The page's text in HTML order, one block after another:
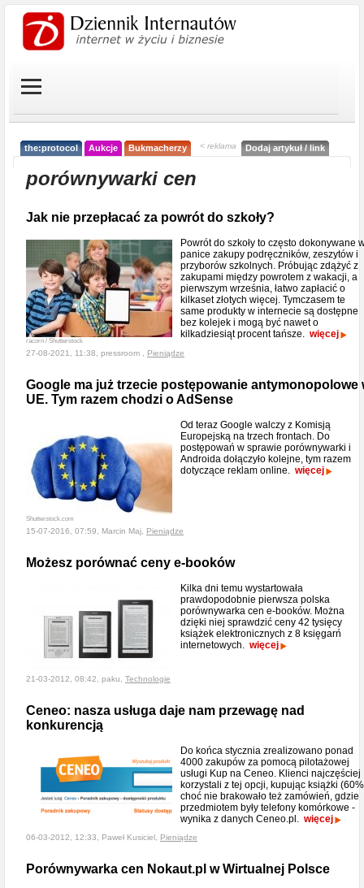
the:protocol Aukcje Bukmacherzy < reklama Dodaj artykuł / link
porównywarki cen
Jak nie przepłacać za powrót do szkoły?
racorn / Shutterstock
Powrót do szkoły to często dokonywane
panice zakupy podręczników, zeszytów i
przyborów szkolnych. Próbując zdążyć z
zakupami między powrotem z wakacji, a
pierwszym września, łatwo zapłacić o
kilkaset złotych więcej. Tymczasem te
same produkty w internecie są dostępne
bez kolejek i mogą być nawet o
kilkadziesiąt procent tańsze. więcej
27-08-2021, 11:38, pressroom , Pieniądze
Google ma już trzecie postępowanie antymonopolowe
UE. Tym razem chodzi o AdSense
Shutterstock.com
Od teraz Google walczy z Komisją
Europejską na trzech frontach. Do
postępowań w sprawie porównywarki i
Androida dołączyło kolejne, tym razem
dotyczące reklam online. więcej
15-07-2016, 07:59, Marcin Maj, Pieniądze
Możesz porównać ceny e-booków
Kilka dni temu wystartowała
prawdopodobnie pierwsza polska
porównywarka cen e-booków. Można
dzięki niej sprawdzić ceny 42 tysięcy
książek elektronicznych z 8 księgarń
internetowych. więcej
21-03-2012, 08:42, paku, Technologie
Ceneo: nasza usługa daje nam przewagę nad
konkurencją
Do końca stycznia zrealizowano ponad
4000 zakupów za pomocą pilotażowej
usługi Kup na Ceneo. Klienci najczęściej
korzystali z tej opcji, kupując książki
choć nie brakowało też zamówień, gdzie
przedmiotem były telefony komórkowe -
wynika z danych Ceneo.pl. więcej
06-03-2012, 12:33, Paweł Kusiciel, Pieniądze
Porównywarka cen Nokaut.pl w Wirtualnej Polsce